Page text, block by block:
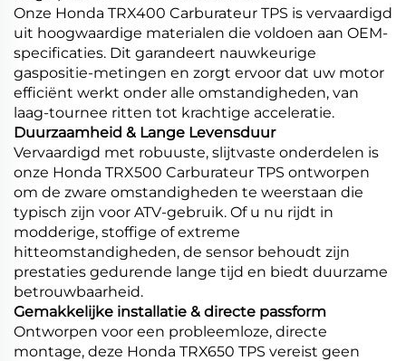
Onze Honda TRX400 Carburateur TPS is vervaardigd
uit hoogwaardige materialen die voldoen aan OEM-
specificaties. Dit garandeert nauwkeurige
gaspositie-metingen en zorgt ervoor dat uw motor
efficiënt werkt onder alle omstandigheden, van
laag-tournee ritten tot krachtige acceleratie.
Duurzaamheid & Lange Levensduur
Vervaardigd met robuuste, slijtvaste onderdelen is
onze Honda TRX500 Carburateur TPS ontworpen
om de zware omstandigheden te weerstaan die
typisch zijn voor ATV-gebruik. Of u nu rijdt in
modderige, stoffige of extreme
hitteomstandigheden, de sensor behoudt zijn
prestaties gedurende lange tijd en biedt duurzame
betrouwbaarheid.
Gemakkelijke installatie & directe passform
Ontworpen voor een probleemloze, directe
montage, deze Honda TRX650 TPS vereist geen